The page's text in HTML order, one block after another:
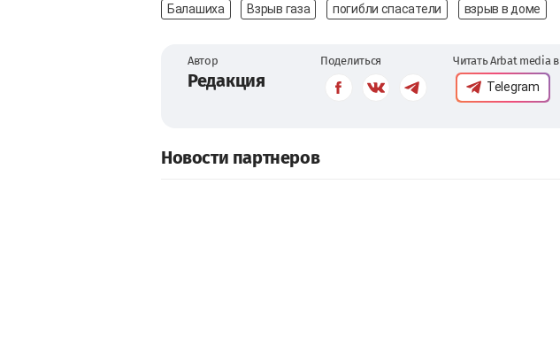
Балашиха Взрыв газа погибли спасатели взрыв в доме
Автор
Редакция
Поделиться Читать Arbat media в
Telegram
Новости партнеров